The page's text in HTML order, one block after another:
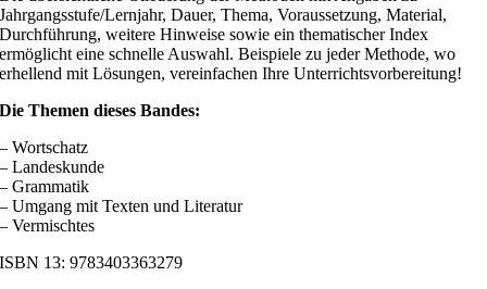
Jahrgangsstufe/Lernjahr, Dauer, Thema, Voraussetzung, Material,
Durchführung, weitere Hinweise sowie ein thematischer Index
ermöglicht eine schnelle Auswahl. Beispiele zu jeder Methode, wo
erhellend mit Lösungen, vereinfachen Ihre Unterrichtsvorbereitung!
Die Themen dieses Bandes:
– Wortschatz
– Landeskunde
– Grammatik
– Umgang mit Texten und Literatur
– Vermischtes
ISBN 13: 9783403363279